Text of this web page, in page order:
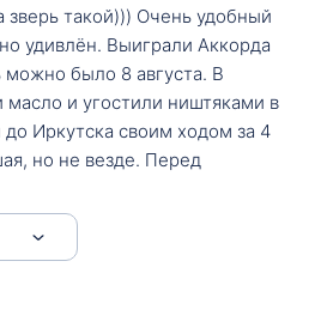
зверь такой))) Очень удобный
удивлён. Выиграли Аккорда
было 8 августа. В
и угостили ништяками в
Иркутска своим ходом за 4
но не везде. Перед
следования.